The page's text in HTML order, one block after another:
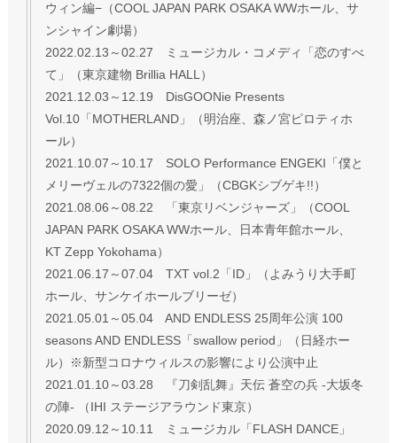
ウィン編−（COOL JAPAN PARK OSAKA WWホール、サ
ンシャイン劇場）
2022.02.13～02.27 ミュージカル・コメディ「恋のすべ
て」（東京建物 Brillia HALL）
2021.12.03～12.19 DisGOONie Presents
Vol.10「MOTHERLAND」（明治座、森ノ宮ピロティホ
ール）
2021.10.07～10.17 SOLO Performance ENGEKI「僕と
メリーヴェルの7322個の愛」（CBGKシブゲキ!!）
2021.08.06～08.22 「東京リベンジャーズ」（COOL
JAPAN PARK OSAKA WWホール、日本青年館ホール、
KT Zepp Yokohama）
2021.06.17～07.04 TXT vol.2「ID」（よみうり大手町
ホール、サンケイホールブリーゼ）
2021.05.01～05.04 AND ENDLESS 25周年公演 100
seasons AND ENDLESS「swallow period」（日経ホー
ル）※新型コロナウィルスの影響により公演中止
2021.01.10～03.28 『刀剣乱舞』天伝 蒼空の兵 -大坂冬
の陣- （IHI ステージアラウンド東京）
2020.09.12～10.11 ミュージカル「FLASH DANCE」